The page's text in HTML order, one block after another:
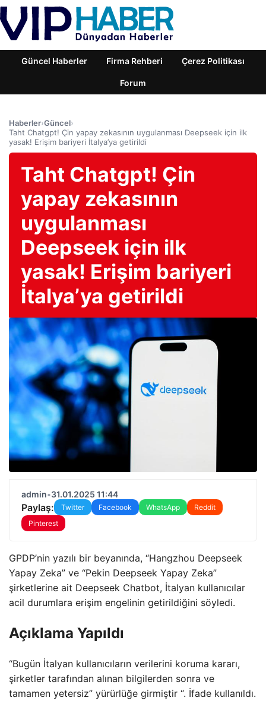
Güncel Haberler Firma Rehberi Çerez Politikası
Forum
Haberler›Güncel›
Taht Chatgpt! Çin yapay zekasının uygulanması Deepseek için ilk
yasak! Erişim bariyeri İtalya’ya getirildi
Taht Chatgpt! Çin
yapay zekasının
uygulanması
Deepseek için ilk
yasak! Erişim bariyeri
İtalya’ya getirildi
admin•31.01.2025 11:44
Paylaş: Twitter Facebook WhatsApp
Reddit
Pinterest
GPDP’nin yazılı bir beyanında, “Hangzhou Deepseek
Yapay Zeka” ve “Pekin Deepseek Yapay Zeka”
şirketlerine ait Deepseek Chatbot, İtalyan kullanıcılar
acil durumlara erişim engelinin getirildiğini söyledi.
Açıklama Yapıldı
“Bugün İtalyan kullanıcıların verilerini koruma kararı,
şirketler tarafından alınan bilgilerden sonra ve
tamamen yetersiz” yürürlüğe girmiştir “. İfade kullanıldı.